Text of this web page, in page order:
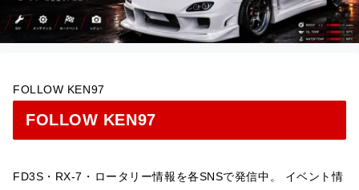
FOLLOW KEN97
FOLLOW KEN97
FD3S・RX-7・ロータリー情報を各SNSで発信中。 イベント情